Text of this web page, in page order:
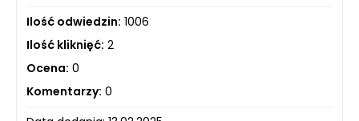
Ilość odwiedzin: 1006
Ilość kliknięć: 2
Ocena: 0
Komentarzy: 0